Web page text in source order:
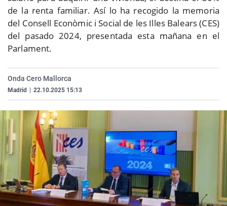
La rosa de los vientos
Gente viajera
Caso
Retornados
Extremadura
Galicia
Virales
Televisión
de la renta familiar. Así lo ha recogido la memoria
del Consell Econòmic i Social de les Illes Balears (CES)
del pasado 2024, presentada esta mañana en el
Parlament.
Onda Cero Mallorca
Madrid 22.10.2025 15:13